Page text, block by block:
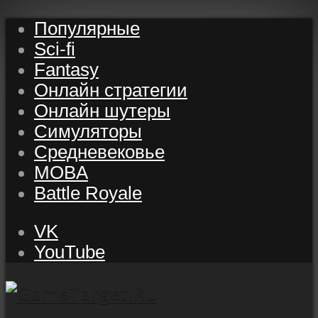
Популярные
Sci-fi
Fantasy
Онлайн стратегии
Онлайн шутеры
Симуляторы
Средневековье
MOBA
Battle Royale
VK
YouTube